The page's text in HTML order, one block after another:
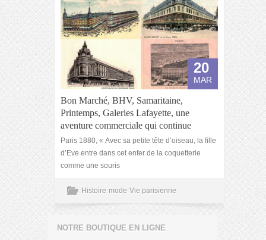
20
MAR
Bon Marché, BHV, Samaritaine,
Printemps, Galeries Lafayette, une
aventure commerciale qui continue
Paris 1880, « Avec sa petite tête d’oiseau, la fille
d’Eve entre dans cet enfer de la coquetterie
comme une souris
Histoire mode Vie parisienne
NOTRE BOUTIQUE EN LIGNE